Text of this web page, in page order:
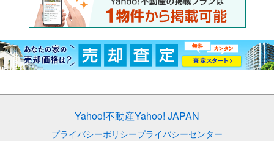
Yahoo!不動産Yahoo! JAPAN
プライバシーポリシープライバシーセンター